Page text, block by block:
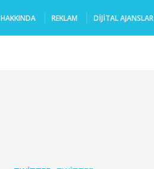
HAKKINDA REKLAM DIJITAL AJANSLAR